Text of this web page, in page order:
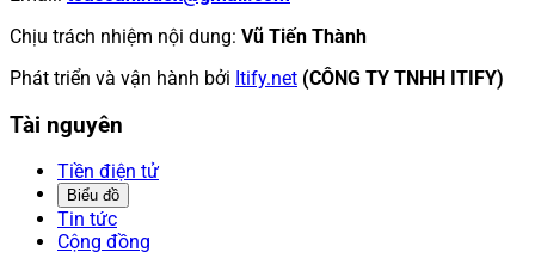
Chịu trách nhiệm nội dung: Vũ Tiến Thành
Phát triển và vận hành bởi Itify.net (CÔNG TY TNHH ITIFY)
Tài nguyên
Tiền điện tử
Biểu đồ
Tin tức
Cộng đồng